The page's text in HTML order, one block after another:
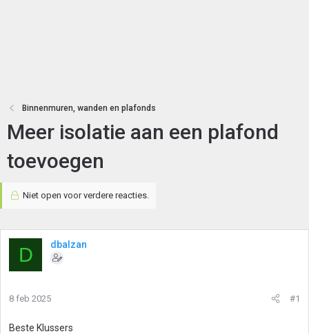
Binnenmuren, wanden en plafonds
Meer isolatie aan een plafond
toevoegen
Niet open voor verdere reacties.
D dbalzan
8 feb 2025 #1
Beste Klussers